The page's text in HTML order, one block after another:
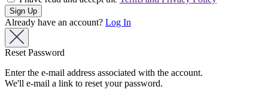
Already have an account? Log In
Reset Password
Enter the e-mail address associated with the account.
We'll e-mail a link to reset your password.